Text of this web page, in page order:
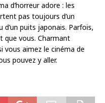
d’horreur adore : les
pas toujours d’un
d’un puits japonais. Parfois,
que vous. Charmant
vous aimez le cinéma de
pouvez y aller.